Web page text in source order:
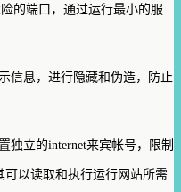
的端口，通过运行最小的服
息，进行隐藏和伪造，防止
立的internet来宾帐号，限制
可以读取和执行运行网站所需